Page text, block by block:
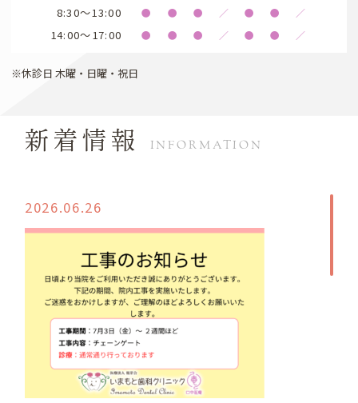
8:30～13:00 ● ● ● ／ ● ● ／
14:00～17:00 ● ● ● ／ ● ● ／
※休診日 木曜・日曜・祝日
新着情報 INFORMATION
2026.06.26